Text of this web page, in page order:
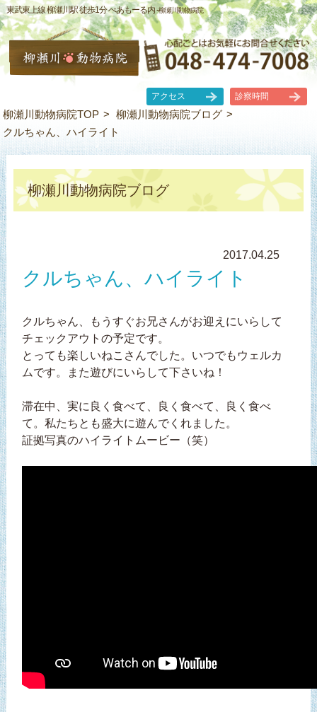
東武東上線 柳瀬川駅 徒歩1分 ぺあもーる内 -柳瀬川動物病院
アクセス 診察時間
柳瀬川動物病院TOP
柳瀬川動物病院ブログ
クルちゃん、ハイライト
柳瀬川動物病院ブログ
2017.04.25
クルちゃん、ハイライト
クルちゃん、もうすぐお兄さんがお迎えにいらして
チェックアウトの予定です。
とっても楽しいねこさんでした。いつでもウェルカ
ムです。また遊びにいらして下さいね！
滞在中、実に良く食べて、良く食べて、良く食べ
て。私たちとも盛大に遊んでくれました。
証拠写真のハイライトムービー（笑）